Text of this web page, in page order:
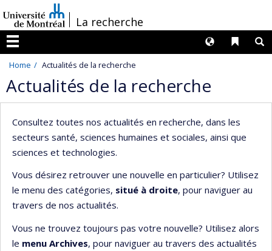
au
contenu
/La recherche
Menu
Liens
Langues
Home Actualités de la recherche
Actualités de la recherche
Consultez toutes nos actualités en recherche, dans les
secteurs santé, sciences humaines et sociales, ainsi que
sciences et technologies.
Vous désirez retrouver une nouvelle en particulier? Utilisez
le menu des catégories, situé à droite, pour naviguer au
travers de nos actualités.
Vous ne trouvez toujours pas votre nouvelle? Utilisez alors
le menu Archives, pour naviguer au travers des actualités